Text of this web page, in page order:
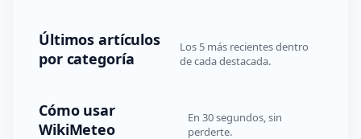
Últimos artículos
por categoría
Los 5 más recientes dentro
de cada destacada.
Cómo usar
WikiMeteo
En 30 segundos, sin
perderte.